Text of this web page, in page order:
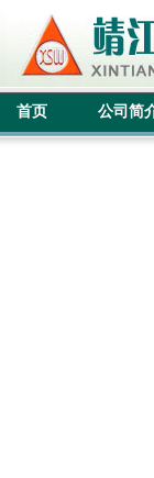
首页 公司简